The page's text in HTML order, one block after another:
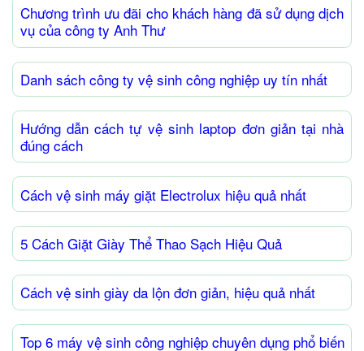
Chương trình ưu đãi cho khách hàng đã sử dụng dịch
vụ của công ty Anh Thư
Danh sách công ty vệ sinh công nghiệp uy tín nhất
Hướng dẫn cách tự vệ sinh laptop đơn giản tại nhà
đúng cách
Cách vệ sinh máy giặt Electrolux hiệu quả nhất
5 Cách Giặt Giày Thể Thao Sạch Hiệu Quả
Cách vệ sinh giày da lộn đơn giản, hiệu quả nhất
Top 6 máy vệ sinh công nghiệp chuyên dụng phổ biến